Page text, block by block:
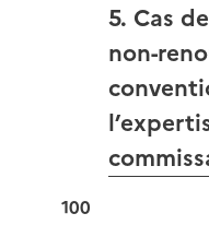
5. Cas
non-
100